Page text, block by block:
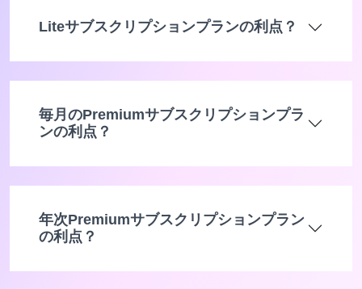
Liteサブスクリプションプランの利点？
毎月のPremiumサブスクリプションプラ
ンの利点？
年次Premiumサブスクリプションプラン
の利点？